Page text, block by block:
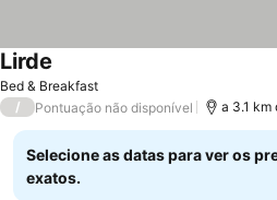
Bed & Breakfast
Lirde
/ Pontuação não disponível a 3.1 km
Selecione as datas para ver os
exatos.